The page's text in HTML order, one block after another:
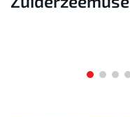
veel